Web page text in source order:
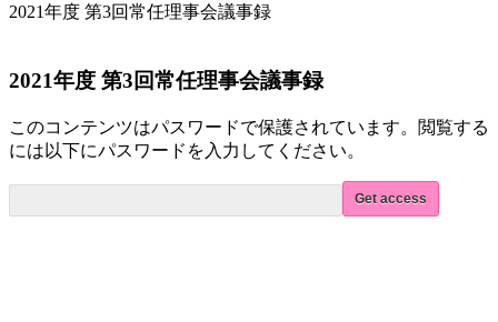
2021年度 第3回常任理事会議事録
2021年度 第3回常任理事会議事録
このコンテンツはパスワードで保護されています。閲覧する
には以下にパスワードを入力してください。